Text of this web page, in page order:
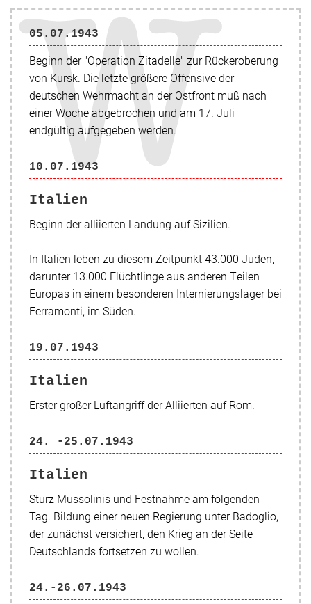
05.07.1943
Beginn der"Operation Zitadelle" zur Rückeroberung
von Kursk. Die letzte größere Offensive der
deutschen Wehrmacht an der Ostfront muß nach
einer Woche abgebrochen und am 17. Juli
endgültig aufgegeben werden.
10.07.1943
Italien
Beginn der alliierten Landung auf Sizilien.
In Italien leben zu diesem Zeitpunkt 43.000 Juden,
darunter 13.000 Flüchtlinge aus anderen Teilen
Europas in einem besonderen Internierungslager bei
Ferramonti, im Süden.
19.07.1943
Italien
Erster großer Luftangriff der Alliierten auf Rom.
24. -25.07.1943
Italien
Sturz Mussolinis und Festnahme am folgenden
Tag. Bildung einer neuen Regierung unterBadoglio,
der zunächst versichert, den Krieg an der Seite
Deutschlands fortsetzen zu wollen.
24.-26.07.1943